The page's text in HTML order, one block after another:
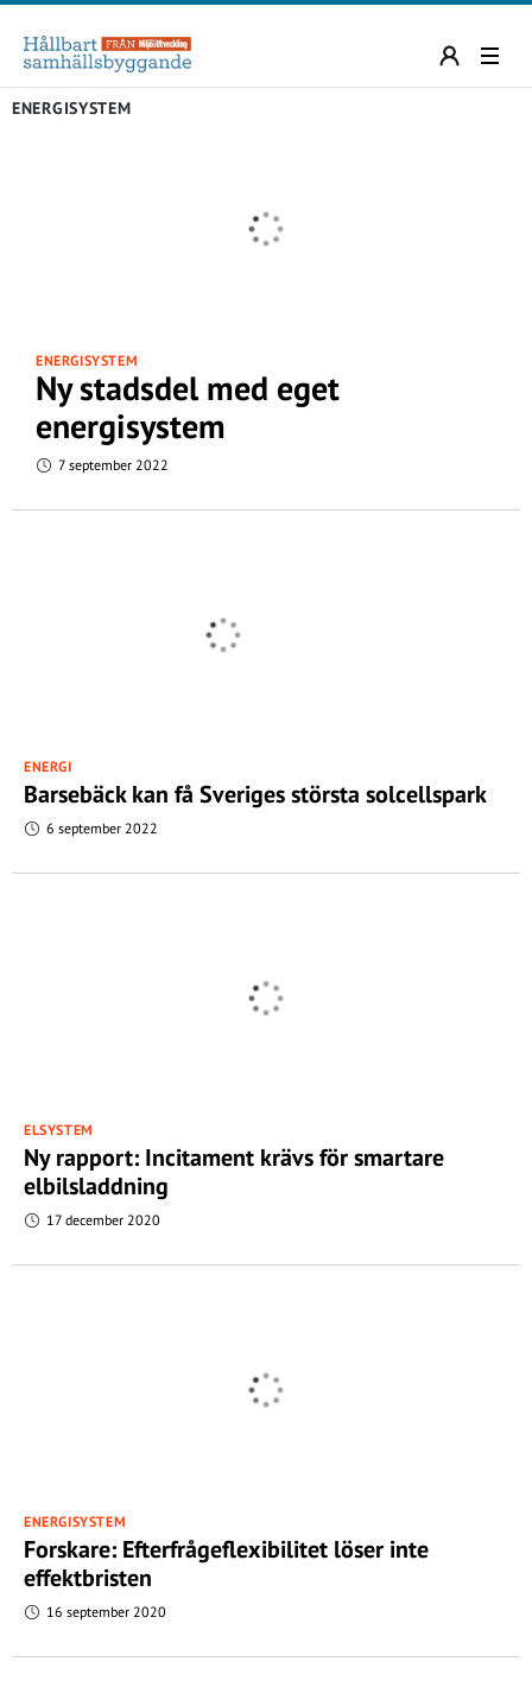
ENERGISYSTEM
ENERGISYSTEM
Ny stadsdel med eget
energisystem
7 september 2022
ENERGI
Barsebäck kan få Sveriges största solcellspark
6 september 2022
ELSYSTEM
Ny rapport: Incitament krävs för smartare
elbilsladdning
17 december 2020
ENERGISYSTEM
Forskare: Efterfrågeflexibilitet löser inte
effektbristen
16 september 2020